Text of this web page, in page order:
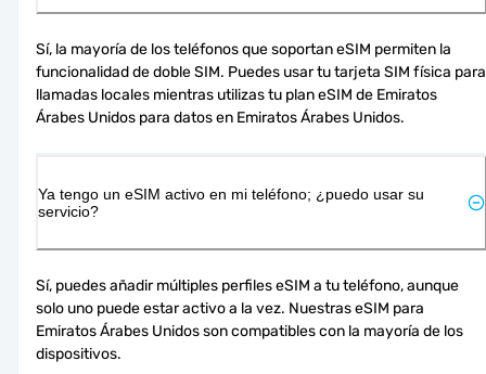
Sí, la mayoría de los teléfonos que soportan eSIM permiten la
funcionalidad de doble SIM. Puedes usar tu tarjeta SIM física para
llamadas locales mientras utilizas tu plan eSIM de Emiratos
Árabes Unidos para datos en Emiratos Árabes Unidos.
Ya tengo un eSIM activo en mi teléfono; ¿puedo usar su
servicio?
Sí, puedes añadir múltiples perfiles eSIM a tu teléfono, aunque
solo uno puede estar activo a la vez. Nuestras eSIM para
Emiratos Árabes Unidos son compatibles con la mayoría de los
dispositivos.